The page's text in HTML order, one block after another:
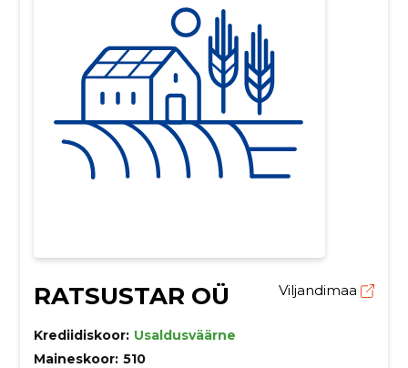
RATSUSTAR OÜ Viljandimaa
Krediidiskoor: Usaldusväärne
Maineskoor: 510